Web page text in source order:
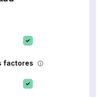
factores